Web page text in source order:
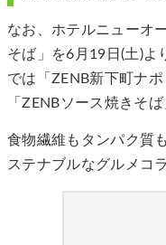
なお、ホテルニューオ
そば」を6月19日(土)よ
では「ZENB新下町ナ
「ZENBソース焼きそ
食物繊維もタンパク質
ステナブルなグルメコ